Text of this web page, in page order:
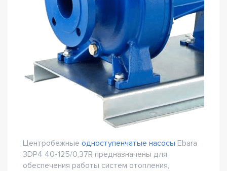
Центробежные одноступенчатые насосы Ebara
3DP4 40-125/0,37R предназначены для
обеспечения работы систем отопления,